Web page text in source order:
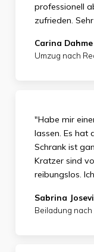
professionell
zufrieden.
Carina Dahme
Umzug nach
"Habe mir
lassen. Es hat
Schrank ist
Kratzer sind
reibungslos.
Sabrina
Beiladung